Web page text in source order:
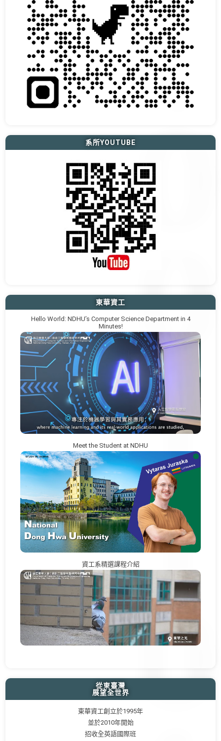
系所YOUTUBE
東華資工
Hello World: NDHU’s Computer Science Department in 4
Minutes!
Meet the Student at NDHU
資工系精選課程介紹
從東臺灣
展望全世界
東華資工創立於1995年
並於2010年開始
招收全英語國際班